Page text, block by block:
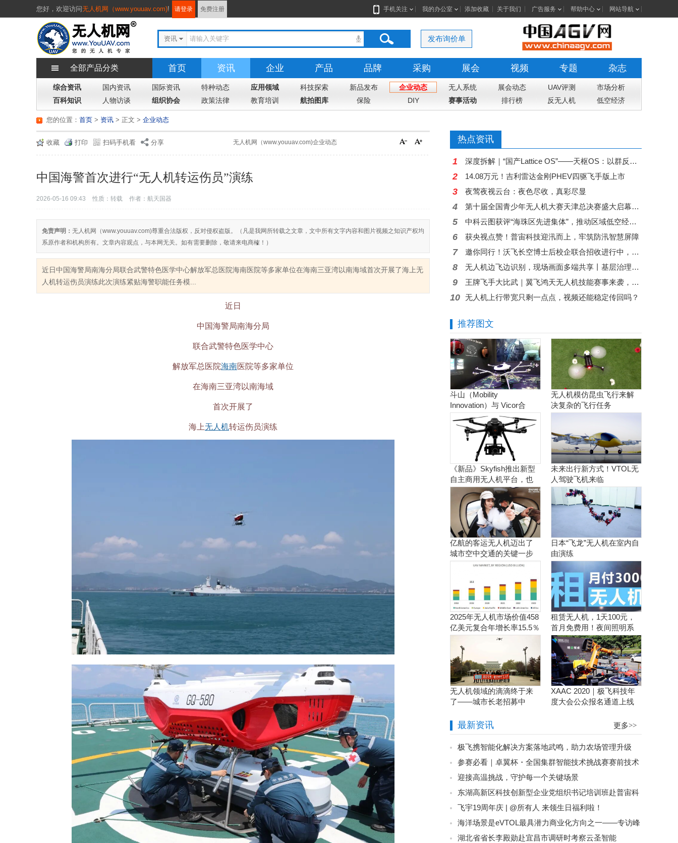
您好， 欢迎访问无人机网（www.youuav.com)! 请登录 免费注册 手机关注 我的办公室 添加收藏 关于我们 广告服务 帮助中心 网站导航
资讯 发布询价单
全部产品分类 首页 资讯 企业 产品 品牌 采购 展会 视频 专题 杂志
综合资讯 国内资讯 国际资讯 特种动态 应用领域 科技探索 新品发布 企业动态 无人系统 展会动态 UAV评测
市场分析
百科知识
人物访谈 组织协会 政策法律 教育培训 航拍图库 保险 DIY 赛事活动 排行榜 反无人机 低空经济
您的位置： 首页 > 资讯 > 企业动态
> 正文
收藏 打印 扫码手机看 分享 无人机网（www.youuav.com)企业动态
中国海警首次进行“无人机转运伤员”演练
2026-05-16 09:43 性质：转载 作者：航天国器
免责声明： 无人机网（www.youuav.com)尊重合法版权，反对侵权盗版。（凡是我网所转载之文章，文中所有文字内容和图片视频之知识产权均
系原作者和机构所有。文章内容观点，与本网无关。如有需要删除，敬请来电商榷！）
近日中国海警局南海分局联合武警特色医学中心解放军总医院海南医院等多家单位在海南三亚湾以南海域首次开展了海上无
人机转运伤员演练此次演练紧贴海警职能任务模...
近日
中国海警局南海分局
联合武警特色医学中心
解放军总医院海南医院等多家单位
在海南三亚湾以南海域
首次开展了
海上无人机转运伤员演练
热点资讯
1 深度拆解｜“国产Lattice OS”——天枢OS：以群反群，构建中国自主低空反无人机蜂群作战体系
2 14.08万元！吉利雷达金刚PHEV四驱飞手版上市
3 夜莺夜视云台：夜色尽收，真彩尽显
4 第十届全国青少年无人机大赛天津总决赛盛大启幕，高巨创新五大核心赛项赋能科创舞台
5 中科云图获评“海珠区先进集体”，推动区域低空经济从示范走向常态
6 获央视点赞！普宙科技迎汛而上，牢筑防汛智慧屏障
7 邀你同行！沃飞长空博士后校企联合招收进行中，共筑低空人才高地
8 无人机边飞边识别，现场画面多端共享丨基层治理问题秒级响应
9 王牌飞手大比武｜翼飞鸿天无人机技能赛事来袭，现金大奖等你来拿
10 无人机上行带宽只剩一点点，视频还能稳定传回吗？
推荐图文
斗山（Mobility
Innovation）与 Vicor合
作。实现商用氢燃料电池
无人机
无人机模仿昆虫飞行来解
决复杂的飞行任务
《新品》Skyfish推出新型
自主商用无人机平台，也
可搭载Sony Alpha相机
未来出行新方式！VTOL无
人驾驶飞机来临
亿航的客运无人机迈出了
城市空中交通的关键一步
日本“飞龙”无人机在室内自
由演练
2025年无人机市场价值458
亿美元复合年增长率15.5％
租赁无人机，1天100元，
首月免费用！夜间照明系
统施工、抢险、应急救援
利器！
无人机领域的滴滴终于来
了——城市长老招募中
XAAC 2020｜极飞科技年
度大会公众报名通道上线
最新资讯 更多>>
极飞携智能化解决方案落地武鸣，助力农场管理升级
参赛必看｜卓翼杯・全国集群智能技术挑战赛赛前技术
培训即将开启！
迎接高温挑战，守护每一个关键场景
东湖高新区科技创新型企业党组织书记培训班赴普宙科
技参观调研
飞宇19周年庆 | @所有人 来领生日福利啦！
海洋场景是eVTOL最具潜力商业化方向之一——专访峰
飞航空谢嘉丨低空大咖谈
湖北省省长李殿勋赴宜昌市调研时考察云圣智能